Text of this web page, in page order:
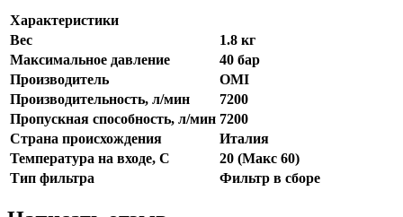
Характеристики
Вес
1.8 кг
Максимальное давление
40 бар
Производитель
OMI
Производительность, л/мин
7200
Пропускная способность, л/мин 7200
Страна происхождения
Италия
Температура на входе, С
20 (Макс 60)
Тип фильтра
Фильтр в сборе